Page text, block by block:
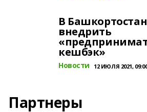
В
внедрить
кешбэк»
Новости 12 ИЮЛЯ 2021,
Партнеры